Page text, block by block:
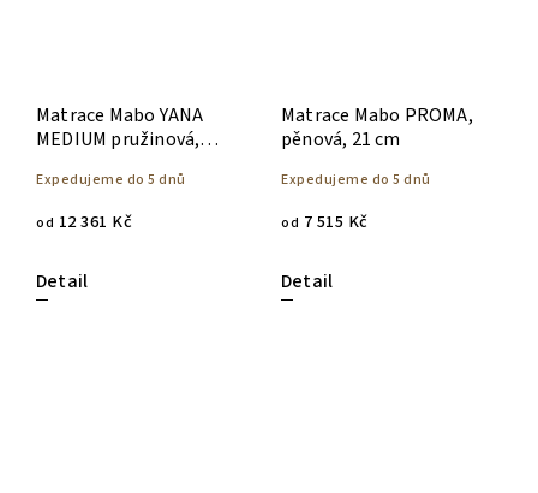
Matrace Mabo YANA
MEDIUM pružinová,
Expedujeme do 5 dnů
od 12 361 Kč
Detail
Matrace Mabo PROMA,
pěnová, 21 cm
Expedujeme do 5 dnů
od 7 515 Kč
Detail